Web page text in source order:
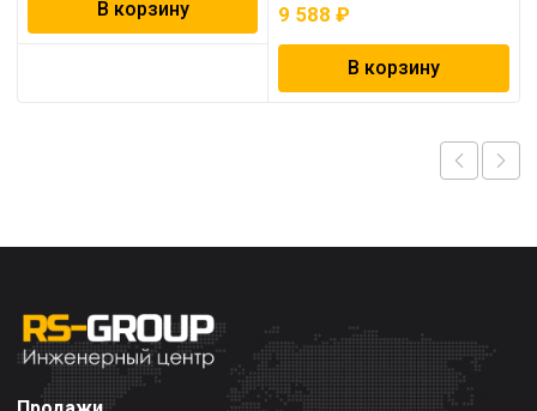
В корзину
9 588₽
В корзину